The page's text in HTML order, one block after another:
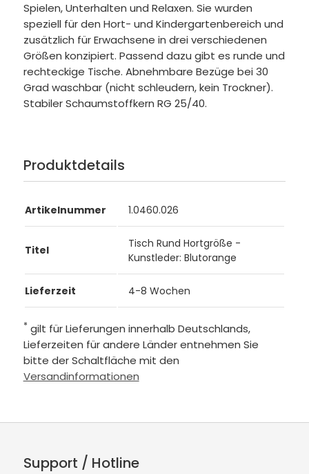
Spielen, Unterhalten und Relaxen. Sie wurden
speziell für den Hort- und Kindergartenbereich und
zusätzlich für Erwachsene in drei verschiedenen
Größen konzipiert. Passend dazu gibt es runde und
rechteckige Tische. Abnehmbare Bezüge bei 30
Grad waschbar (nicht schleudern, kein Trockner).
Stabiler Schaumstoffkern RG 25/40.
Produktdetails
Artikelnummer 1.0460.026
Titel
Tisch Rund Hortgröße -
Kunstleder: Blutorange
Lieferzeit 4-8 Wochen
* gilt für Lieferungen innerhalb Deutschlands,
Lieferzeiten für andere Länder entnehmen Sie
bitte der Schaltfläche mit den
Versandinformationen
Support / Hotline